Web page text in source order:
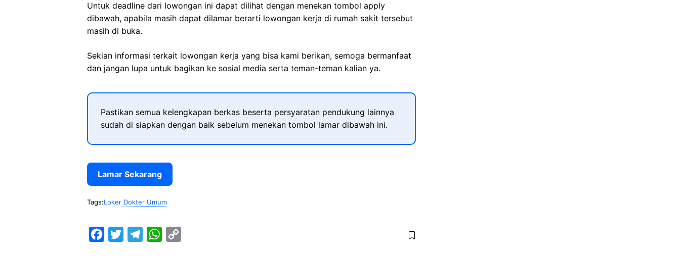
Untuk deadline dari lowongan ini dapat dilihat dengan menekan tombol apply
dibawah, apabila masih dapat dilamar berarti lowongan kerja di rumah sakit tersebut
masih di buka.
Sekian informasi terkait lowongan kerja yang bisa kami berikan, semoga bermanfaat
dan jangan lupa untuk bagikan ke sosial media serta teman-teman kalian ya.
Pastikan semua kelengkapan berkas beserta persyaratan pendukung lainnya
sudah di siapkan dengan baik sebelum menekan tombol lamar dibawah ini.
Lamar Sekarang
Tags:Loker Dokter Umum
W